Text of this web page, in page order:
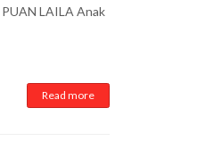
LAILA Anak
Read more